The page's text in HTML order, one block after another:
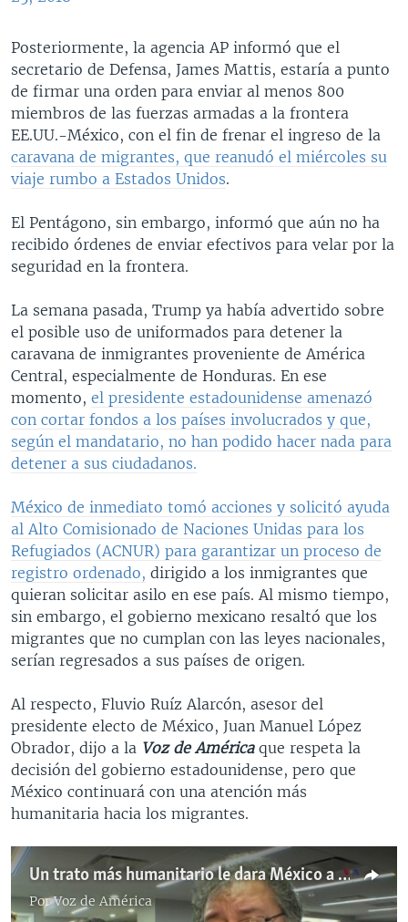
Posteriormente, la agencia AP informó que el
secretario de Defensa, James Mattis, estaría a punto
de firmar una orden para enviar al menos 800
miembros de las fuerzas armadas a la frontera
EE.UU.-México, con el fin de frenar el ingreso de la
caravana de migrantes, que reanudó el miércoles su
viaje rumbo a Estados Unidos.
El Pentágono, sin embargo, informó que aún no ha
recibido órdenes de enviar efectivos para velar por la
seguridad en la frontera.
La semana pasada, Trump ya había advertido sobre
el posible uso de uniformados para detener la
caravana de inmigrantes proveniente de América
Central, especialmente de Honduras. En ese
momento, el presidente estadounidense amenazó
con cortar fondos a los países involucrados y que,
según el mandatario, no han podido hacer nada para
detener a sus ciudadanos.
México de inmediato tomó acciones y solicitó ayuda
al Alto Comisionado de Naciones Unidas para los
Refugiados (ACNUR) para garantizar un proceso de
registro ordenado, dirigido a los inmigrantes que
quieran solicitar asilo en ese país. Al mismo tiempo,
sin embargo, el gobierno mexicano resaltó que los
migrantes que no cumplan con las leyes nacionales,
serían regresados a sus países de origen.
Al respecto, Fluvio Ruíz Alarcón, asesor del
presidente electo de México, Juan Manuel López
Obrador, dijo a la Voz de América que respeta la
decisión del gobierno estadounidense, pero que
México continuará con una atención más
humanitaria hacia los migrantes.
Un trato más humanitario le dara México a migrantes de la Caravana
PorVoz de América